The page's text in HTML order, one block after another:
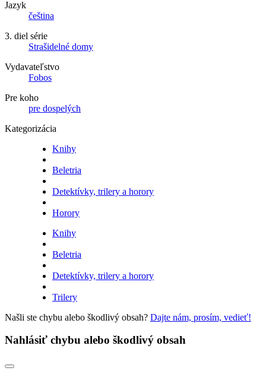
Jazyk
čeština
3. diel série
Strašidelné domy
Vydavateľstvo
Fobos
Pre koho
pre dospelých
Kategorizácia
Knihy
Beletria
Detektívky, trilery a horory
Horory
Knihy
Beletria
Detektívky, trilery a horory
Trilery
Našli ste chybu alebo škodlivý obsah? Dajte nám, prosím, vedieť!
Nahlásiť chybu alebo škodlivý obsah